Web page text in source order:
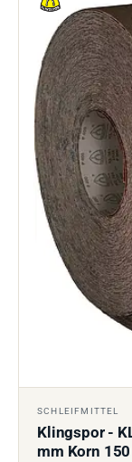
SCHLEIFMITTEL
Klingspor -
mm Korn 150